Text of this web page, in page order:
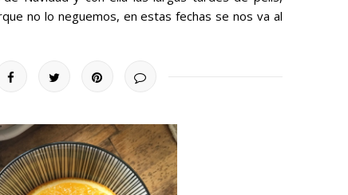
no lo neguemos, en estas fechas se nos va al